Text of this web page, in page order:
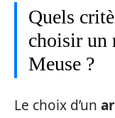
Quels
choisir un
Meuse ?
Le choix d’un